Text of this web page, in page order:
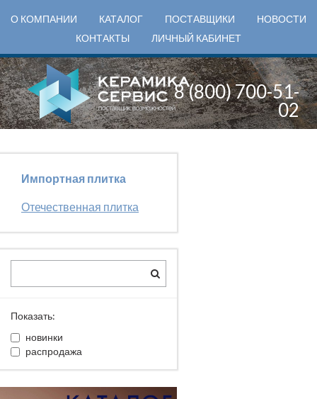
О КОМПАНИИ КАТАЛОГ ПОСТАВЩИКИ
НОВОСТИ
КОНТАКТЫ
ЛИЧНЫЙ КАБИНЕТ
8 (800) 700-51-
02
Импортная плитка
Отечественная плитка
Показать:
новинки
распродажа